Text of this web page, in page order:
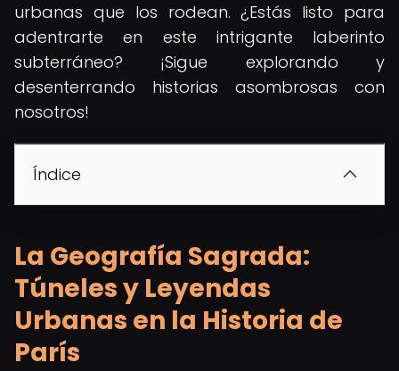
urbanas que los rodean. ¿Estás listo para
adentrarte en este intrigante laberinto
subterráneo? ¡Sigue explorando y
desenterrando historias asombrosas con
nosotros!
Índice
La Geografía Sagrada:
Túneles y Leyendas
Urbanas en la Historia de
París